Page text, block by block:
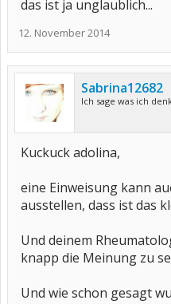
das ist ja unglaublich...
12. November 2014
Sabrina12682
Ich sage was ich
Kuckuck adolina,
eine Einweisung kann
ausstellen, dass ist das
Und deinem
knapp die Meinung zu
Und wie schon gesagt